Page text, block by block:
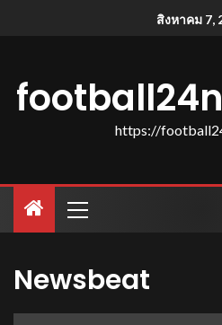
สิงหาคม 7,
https://
Newsbeat